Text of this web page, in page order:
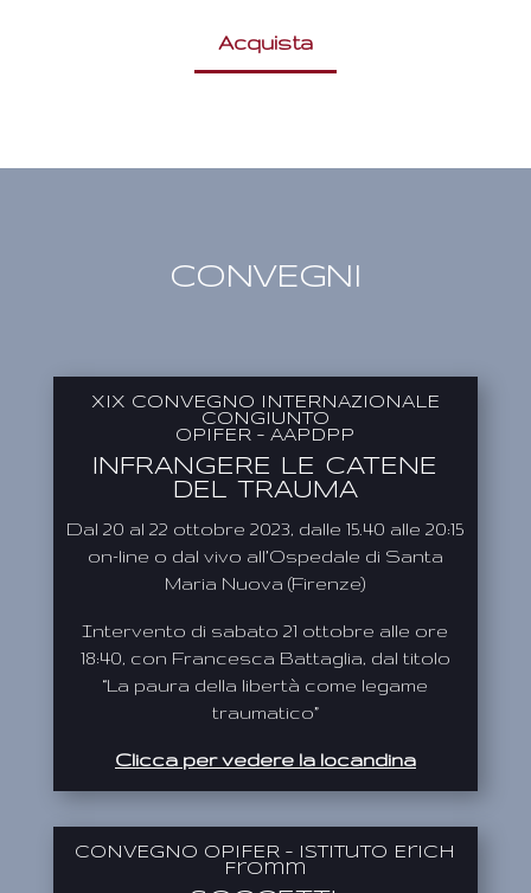
Acquista
CONVEGNI
XIX CONVEGNO INTERNAZIONALE
CONGIUNTO
OPIFER – AAPDPP
INFRANGERE LE CATENE
DEL TRAUMA
Dal 20 al 22 ottobre 2023, dalle 15.40 alle 20:15
on-line o dal vivo all’Ospedale di Santa
Maria Nuova (Firenze)
Intervento di sabato 21 ottobre alle ore
18:40, con Francesca Battaglia, dal titolo
“La paura della libertà come legame
traumatico”
Clicca per vedere la locandina
CONVEGNO OPIFER – Istituto Erich
Fromm